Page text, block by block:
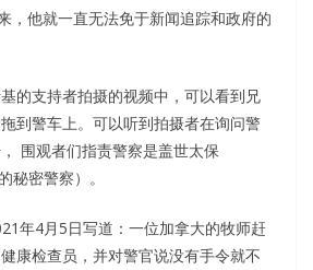
，他就一直无法免于新闻追踪和政府的
的支持者拍摄的视频中，可以看到兄
到警车上。可以听到拍摄者在询问警
围观者们指责警察是盖世太保
秘密警察）。
年4月5日写道：一位加拿大的牧师赶
康检查员，并对警官说没有手令就不